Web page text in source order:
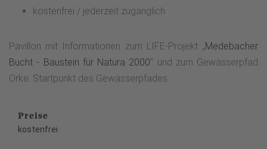
kostenfrei / jederzeit zugänglich
Pavillon mit Informationen zum LIFE-Projekt „Medebacher
Bucht - Baustein für Natura 2000“ und zum Gewässerpfad
Orke. Startpunkt des Gewässerpfades.
Preise
kostenfrei